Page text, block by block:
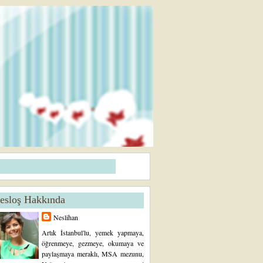
Hakkında
Neslihan
Artık İstanbul'lu, yemek yapmaya,
öğrenmeye, gezmeye, okumaya ve
paylaşmaya meraklı, MSA mezunu,